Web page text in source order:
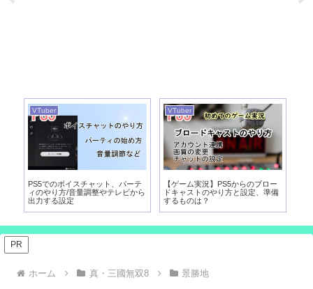
VTuber
PS5でのボイスチャット、パーテ
ィのやり方/音量調整やテレビから
出力する設定
VTuber
【ゲーム実況】PS5からのブロー
ドキャストのやり方と設定、準備
するものは？
PR
ホーム 真・三國無双8 景勝地